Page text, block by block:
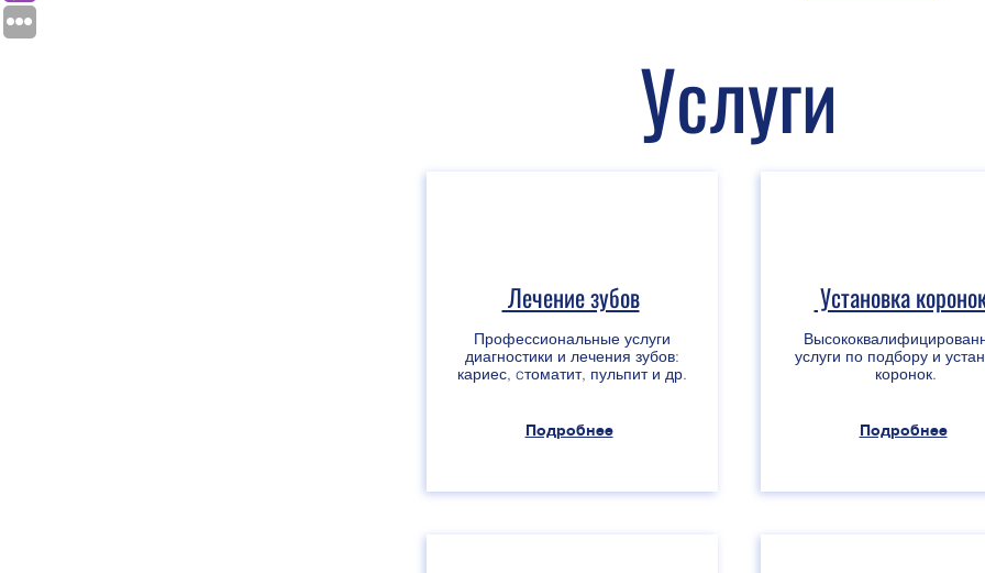
Услуги
Лечение зубов
Профессиональные услуги
диагностики и лечения зубов:
кариес, cтоматит, пульпит и др.
Подробнее
Установка
услуги по подбору и
коронок.
Подробнее